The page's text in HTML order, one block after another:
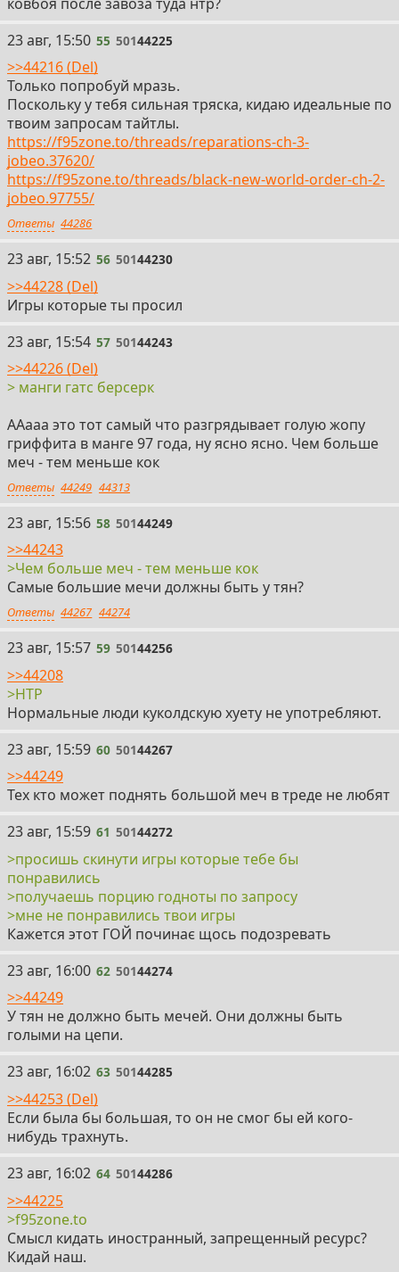
55
23 авг, 15:50 55 50144225
>>44216 (Del)
Только попробуй мразь.
Поскольку у тебя сильная тряска, кидаю идеальные по
твоим запросам тайтлы.
https://f95zone.to/threads/reparations-ch-3-
jobeo.37620/
https://f95zone.to/threads/black-new-world-order-ch-2-
jobeo.97755/
Ответы 44286
56
23 авг, 15:52 56 50144230
>>44228 (Del)
Игры которые ты просил
57
23 авг, 15:54 57 50144243
>>44226 (Del)
> манги гатс берсерк
ААааа это тот самый что разгрядывает голую жопу
гриффита в манге 97 года, ну ясно ясно. Чем больше
меч - тем меньше кок
Ответы 44249 44313
58
23 авг, 15:56 58 50144249
>>44243
>Чем больше меч - тем меньше кок
Самые большие мечи должны быть у тян?
Ответы 44267 44274
59
23 авг, 15:57 59 50144256
>>44208
>НТР
Нормальные люди куколдскую хуету не употребляют.
60
23 авг, 15:59 60 50144267
>>44249
Тех кто может поднять большой меч в треде не любят
61
23 авг, 15:59 61 50144272
>просишь скинути игры которые тебе бы
понравились
>получаешь порцию годноты по запросу
>мне не понравились твои игры
Кажется этот ГОЙ починає щось подозревать
62
23 авг, 16:00 62 50144274
>>44249
У тян не должно быть мечей. Они должны быть
голыми на цепи.
63
23 авг, 16:02 63 50144285
>>44253 (Del)
Если была бы большая, то он не смог бы ей кого-
нибудь трахнуть.
64
23 авг, 16:02 64 50144286
>>44225
>f95zone.to
Смысл кидать иностранный, запрещенный ресурс?
Кидай наш.